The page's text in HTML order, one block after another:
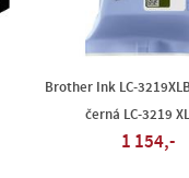
Brother Ink LC-
černá LC-3219
1 154,-